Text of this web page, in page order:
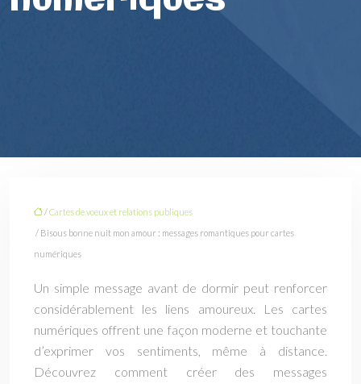
/Cartes de voeux et relations publiques
/ Bisous bonne nuit mon amour : messages romantiques pour cartes
numériques
Un simple message avant de dormir peut renforcer
considérablement les liens amoureux. Les cartes
numériques offrent une façon moderne et touchante
d’exprimer vos sentiments, même à distance.
Découvrez comment créer des messages